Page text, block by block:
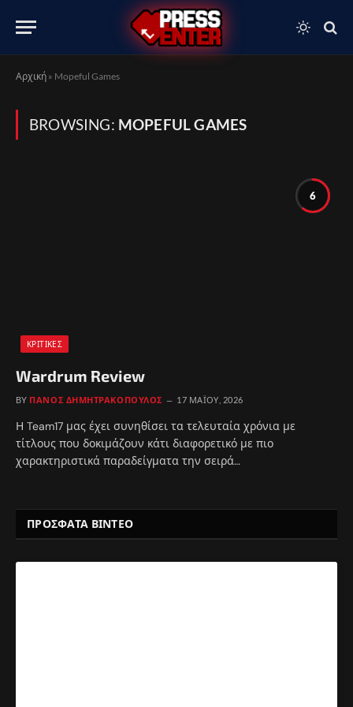
Αρχική » Mopeful Games
BROWSING: MOPEFUL GAMES
6
ΚΡΙΤΙΚΈΣ
Wardrum Review
BY ΠΆΝΟΣ ΔΗΜΗΤΡΑΚΌΠΟΥΛΟΣ 17 ΜΑΪ́ΟΥ, 2026
Η Team17 μας έχει συνηθίσει τα τελευταία χρόνια με
τίτλους που δοκιμάζουν κάτι διαφορετικό με πιο
χαρακτηριστικά παραδείγματα την σειρά…
ΠΡΟΣΦΑΤΑ ΒΙΝΤΕΟ